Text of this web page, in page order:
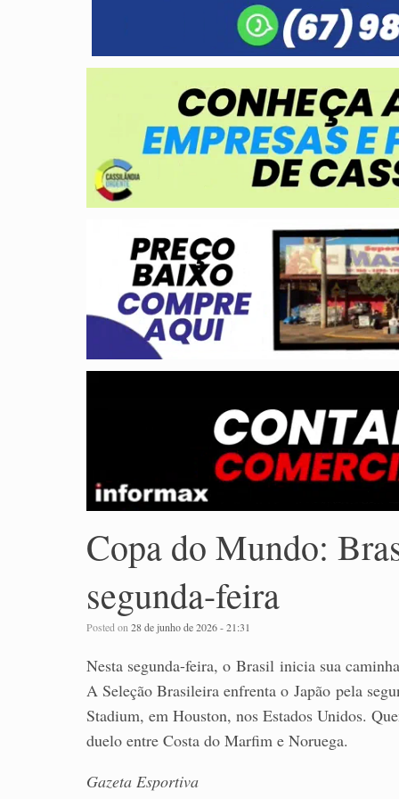
Copa do Mundo:
segunda-feira
Posted on28 de junho de 2026 - 21:31
Nesta segunda-feira, o Brasil inicia sua
A Seleção Brasileira enfrenta o Japão pela
Stadium, em Houston, nos Estados Unidos.
duelo entre Costa do Marfim e Noruega.
Gazeta Esportiva